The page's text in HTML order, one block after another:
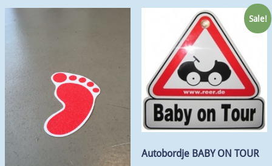
Sale!
Autobordje BABY ON TOUR